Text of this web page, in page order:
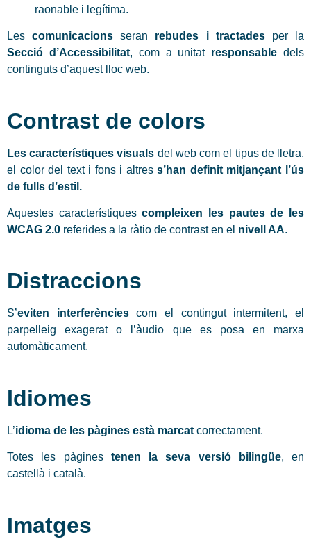
raonable i legítima.
Lescomunicacions seran rebudes i tractadesper la
Secció d’Accessibilitat, com a unitat responsable dels
continguts d’aquest lloc web.
Contrast de colors
Les característiques visuals del web com el tipus de lletra,
el color del text i fons i altress’han definit mitjançant l’ús
de fulls d’estil.
Aquestes característiquescompleixen les pautes de les
WCAG 2.0 referides a la ràtio de contrast en el nivell AA.
Distraccions
S’eviten interferènciescom el contingut intermitent, el
parpelleig exagerat o l’àudio que es posa en marxa
automàticament.
Idiomes
L’idioma de les pàgines està marcat correctament.
Totes les pàgines tenen la seva versió bilingüe, en
castellà i català.
Imatges